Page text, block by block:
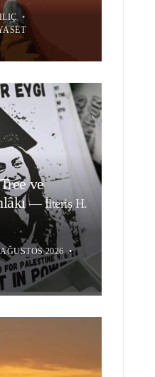
•
ve
— İlteriş H.
2026 •